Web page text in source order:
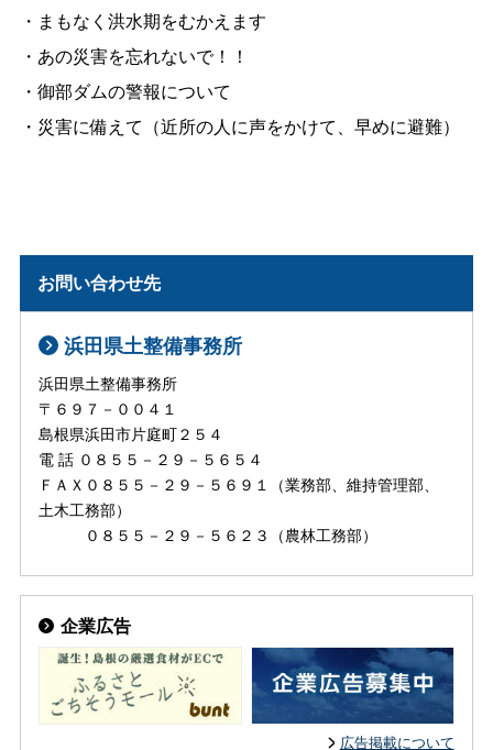
・まもなく洪水期をむかえます
・あの災害を忘れないで！！
・御部ダムの警報について
・災害に備えて（近所の人に声をかけて、早めに避難）
お問い合わせ先
浜田県土整備事務所
浜田県土整備事務所
〒６９７－００４１
島根県浜田市片庭町２５４
電 話 ０８５５－２９－５６５４
ＦＡＸ０８５５－２９－５６９１（業務部、維持管理部、
土木工務部）
０８５５－２９－５６２３（農林工務部）
企業広告
広告掲載について